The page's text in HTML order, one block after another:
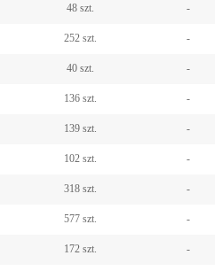
48 szt. -
252 szt. -
40 szt. -
136 szt. -
139 szt. -
102 szt. -
318 szt. -
577 szt. -
172 szt. -